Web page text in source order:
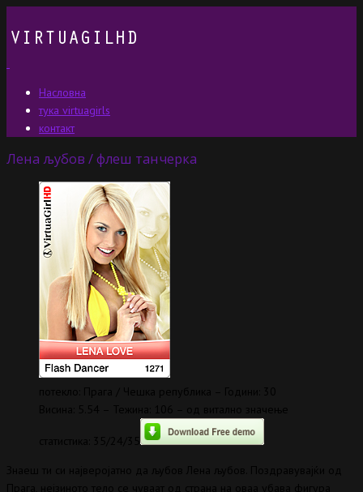
Насловна
тука virtuagirls
контакт
Лена љубов / флеш танчерка